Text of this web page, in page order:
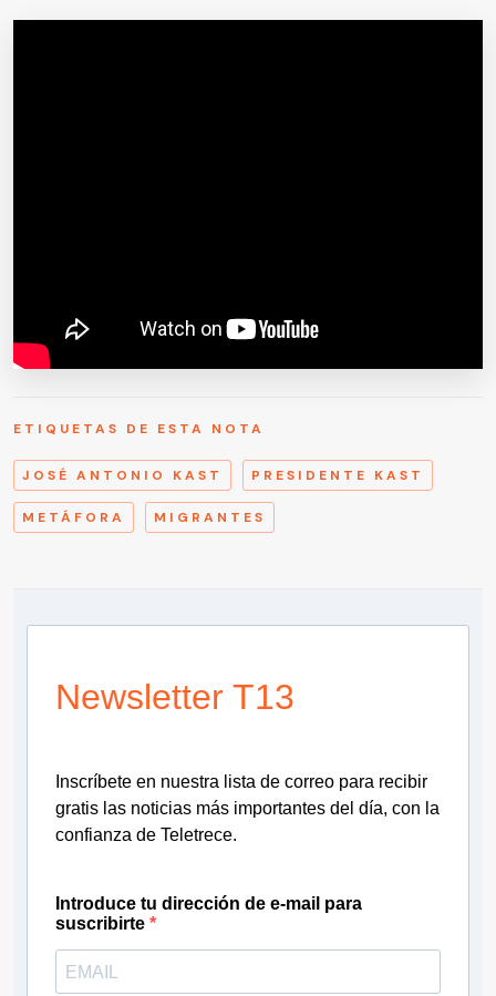
ETIQUETAS DE ESTA NOTA
JOSÉ ANTONIO KAST PRESIDENTE KAST
METÁFORA MIGRANTES
Newsletter T13
Inscríbete en nuestra lista de correo para recibir
gratis las noticias más importantes del día, con la
confianza de Teletrece.
Introduce tu dirección de e-mail para
suscribirte